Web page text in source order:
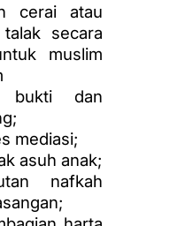
cerai atau
secara
muslim
bukti dan
mediasi;
asuh anak;
nafkah